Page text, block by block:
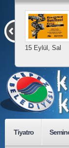
15 Eylül, Sal
Tiyatro